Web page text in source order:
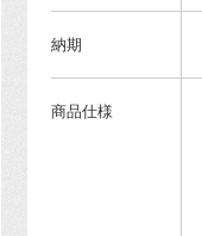
納期
商品仕様